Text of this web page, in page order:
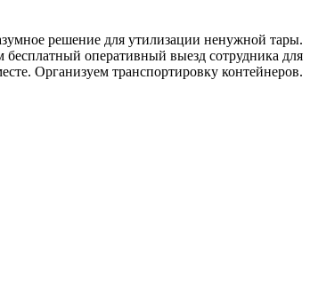
решение для утилизации ненужной тары.
оперативный выезд сотрудника для
Организуем транспортировку контейнеров.